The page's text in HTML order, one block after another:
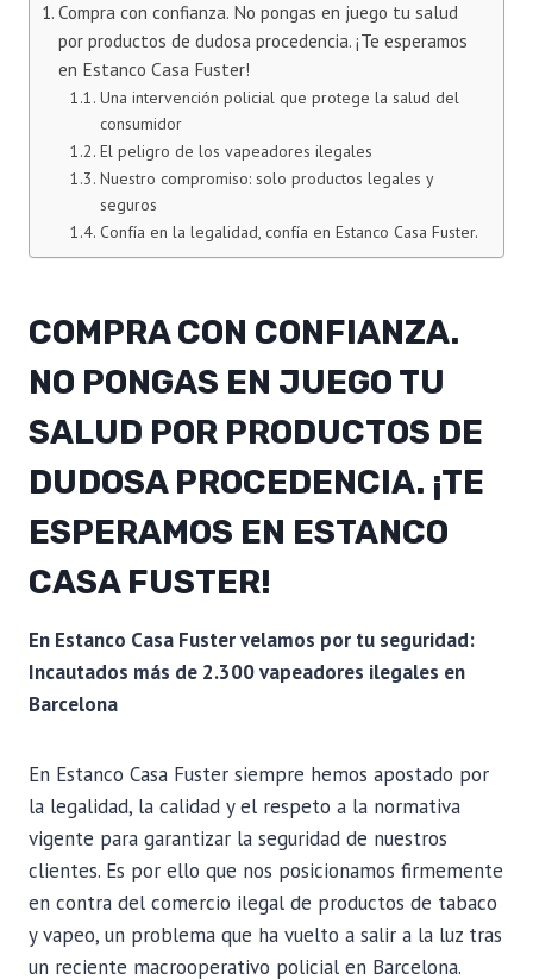
Compra con confianza. No pongas en juego tu salud
por productos de dudosa procedencia. ¡Te esperamos
en Estanco Casa Fuster!
Una intervención policial que protege la salud del
consumidor
El peligro de los vapeadores ilegales
Nuestro compromiso: solo productos legales y
seguros
Confía en la legalidad, confía en Estanco Casa Fuster.
COMPRA CON CONFIANZA.
NO PONGAS EN JUEGO TU
SALUD POR PRODUCTOS DE
DUDOSA PROCEDENCIA. ¡TE
ESPERAMOS EN ESTANCO
CASA FUSTER!
En Estanco Casa Fuster velamos por tu seguridad:
Incautados más de 2.300 vapeadores ilegales en
Barcelona
En Estanco Casa Fuster siempre hemos apostado por
la legalidad, la calidad y el respeto a la normativa
vigente para garantizar la seguridad de nuestros
clientes. Es por ello que nos posicionamos firmemente
en contra del comercio ilegal de productos de tabaco
y vapeo, un problema que ha vuelto a salir a la luz tras
un reciente macrooperativo policial en Barcelona.